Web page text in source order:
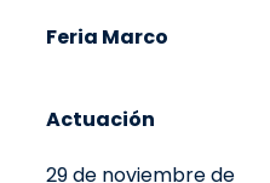
Feria Marco
Actuación
29 de noviembre de